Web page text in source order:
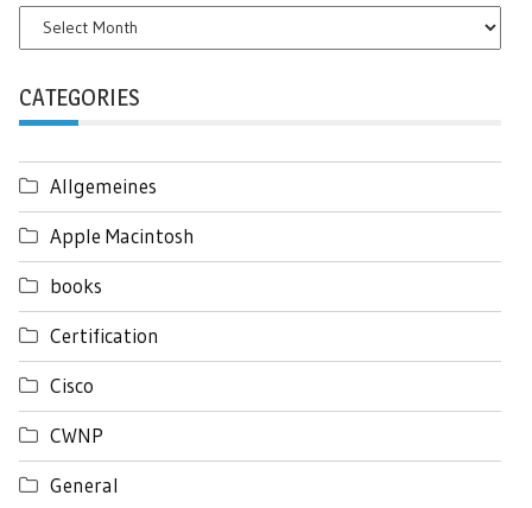
Archives
CATEGORIES
Allgemeines
Apple Macintosh
books
Certification
Cisco
CWNP
General